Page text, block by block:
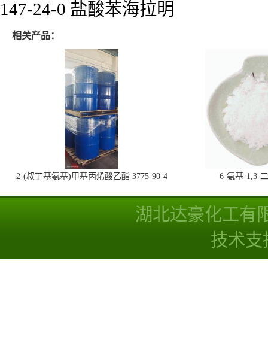
147-24-0 盐酸苯海拉明
相关产品：
2-(叔丁基氨基)甲基丙烯酸乙酯 3775-90-4 6-氨基-1,3-
湖北达豪化工有
技术